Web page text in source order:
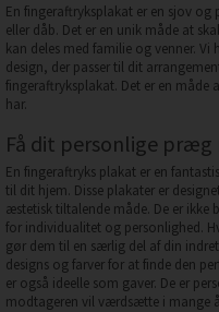
En fingeraftryksplakat er en sjov
eller dåb. Det er en unik måde at
kan deles med familie og venner.
design, der passer til dit
fingeraftryksplakat. Det er en måde
har.
Få dit personlige
En fingeraftryks plakat er en
til dit hjem. Disse plakater er
æstetisk tiltalende måde. De er ikke
for individualitet og personlighed.
gør dem til en særlig del af din
designs og farver for at finde den
er også ideelle som gaver. De er
modtageren vil værdsætte i mange